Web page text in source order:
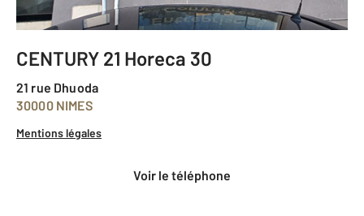
CENTURY 21 Horeca 30
21 rue Dhuoda
30000 NIMES
Mentions légales
voir le téléphone